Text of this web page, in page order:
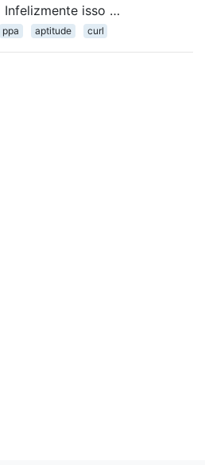
Infelizmente isso …
ppa aptitude curl